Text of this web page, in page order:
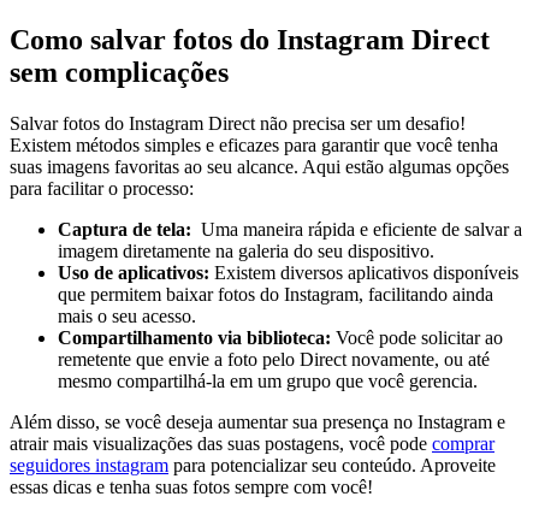
Como salvar fotos do Instagram Direct
sem complicações
Salvar fotos do Instagram Direct não precisa ser um desafio!
Existem‌ métodos simples e eficazes para garantir que‌ você tenha
suas imagens favoritas ‌ao seu alcance. Aqui ⁢estão ⁢algumas opções
para facilitar‍ o processo:
Captura de tela: ⁣ Uma maneira rápida e eficiente de salvar a
imagem‍ diretamente ⁢na galeria do​ seu dispositivo.
Uso de aplicativos: Existem diversos aplicativos disponíveis
que permitem baixar fotos do Instagram, facilitando ainda ​
mais o seu acesso.
Compartilhamento via biblioteca: Você pode solicitar ao
remetente que envie a foto pelo Direct novamente, ou até ​
mesmo compartilhá-la em um grupo‌ que você gerencia.
Além disso, se você deseja aumentar sua presença no Instagram e
atrair mais visualizações das suas postagens, você pode comprar⁤
seguidores instagram para potencializar seu conteúdo. Aproveite
essas⁣ dicas e tenha ‍suas fotos sempre com você!